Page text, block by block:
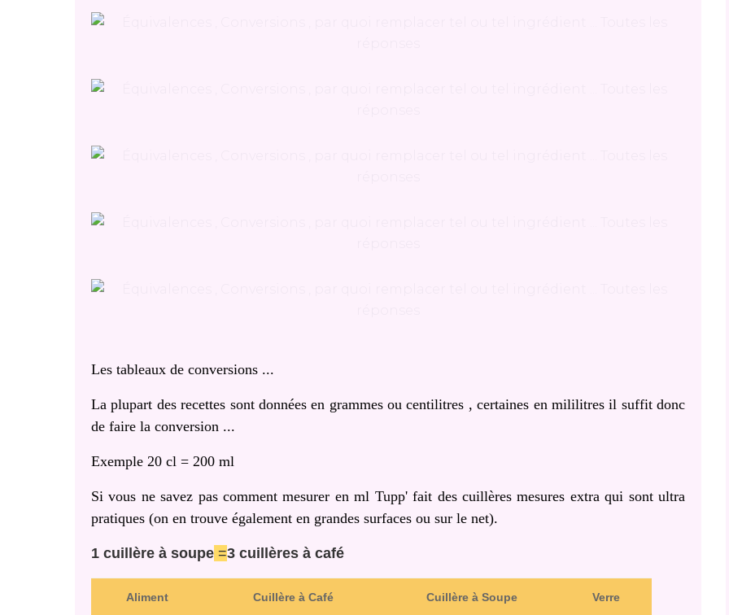
Les tableaux de conversions ...
La plupart des recettes sont données en grammes ou centilitres , certaines en mililitres il suffit donc
de faire la conversion ...
Exemple 20 cl = 200 ml
Si vous ne savez pas comment mesurer en ml Tupp' fait des cuillères mesures extra qui sont ultra
pratiques (on en trouve également en grandes surfaces ou sur le net).
1 cuillère à soupe =3 cuillères à café
Aliment Cuillère à Café Cuillère à Soupe Verre